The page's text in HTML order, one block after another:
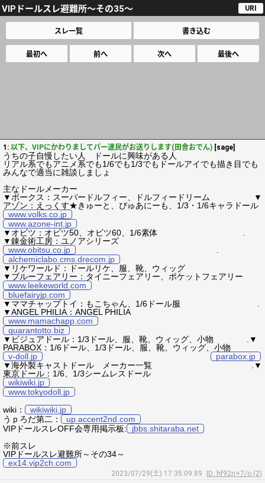
VIPドールスレ避難所～その35～ URI
スレ一覧 書き込む
最初へ 前へ 次へ 最後へ
1: 以下、VIPにかわりましてパー速民がお送りします(田舎おでん) [sage]
うちの子自慢したい人 ドールに興味がある人
リアル系でもアニメ系でも1/6でも1/3でもドールアイでも描き目でも
みんなで適当に雑談しましょ
主なドールメーカー
▼ボークス：スーパードルフィー、ドルフィードリーム ▼
アゾン：えっくす★きゅーと、ぴゅあにーも、1/3・1/6キャラドール
www.volks.co.jp
www.azone-int.jp
▼オビツ：オビツ50、オビツ60、1/6素体 .
▼錬金術工房：ユノアシリーズ
www.obitsu.co.jp
alchemiclabo.cms.drecom.jp
▼リケワールド：ドールリケ、服、靴、ウィッグ
▼ブルーフェアリー：タイニーフェアリー、ポケットフェアリー
www.leekeworld.com
bluefairyjp.com
▼ママチャップトイ：もこちゃん、1/6ドール服 .
▼ANGEL PHILIA：ANGEL PHILIA
www.mamachapp.com
quarantotto.biz
▼ビジュアドール：1/3ドール、服、靴、ウィッグ、小物 .▼
PARABOX：1/6ドール、1/3ドール、服、靴、ウィッグ、小物
v-doll.jp
parabox.jp
▼海外製キャストドール メーカー一覧 .▼
東京ドール：1/6、1/3シームレスドール
wikiwiki.jp
www.tokyodoll.jp
wiki：
wikiwiki.jp
うｐろだ第二：
up.accent2nd.com
VIPドールスレOFF会専用掲示板:
jbbs.shitaraba.net
※前スレ
VIPドールスレ避難所～その34～
ex14.vip2ch.com
2023/07/29(土) 17:35:09.89
ID: hf92n+7/o (2)